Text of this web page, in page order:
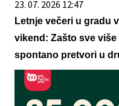
23. 07. 2026 12:47
Letnje večeri u gradu
vikend: Zašto sve
spontano pretvori u